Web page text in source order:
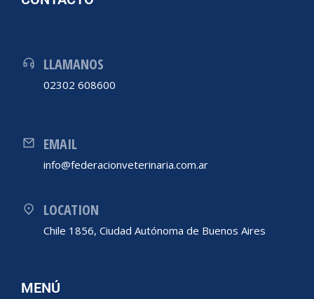
LLAMANOS
02302 608600
EMAIL
info@federacionveterinaria.com.ar
LOCATION
Chile 1856, Ciudad Autónoma de Buenos Aires
MENÚ